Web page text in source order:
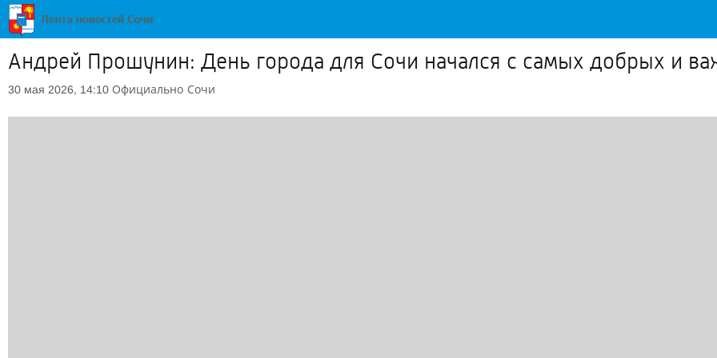
Андрей Прошунин: День города для Сочи начался с самых добрых и
30 мая 2026, 14:10 Официально Сочи